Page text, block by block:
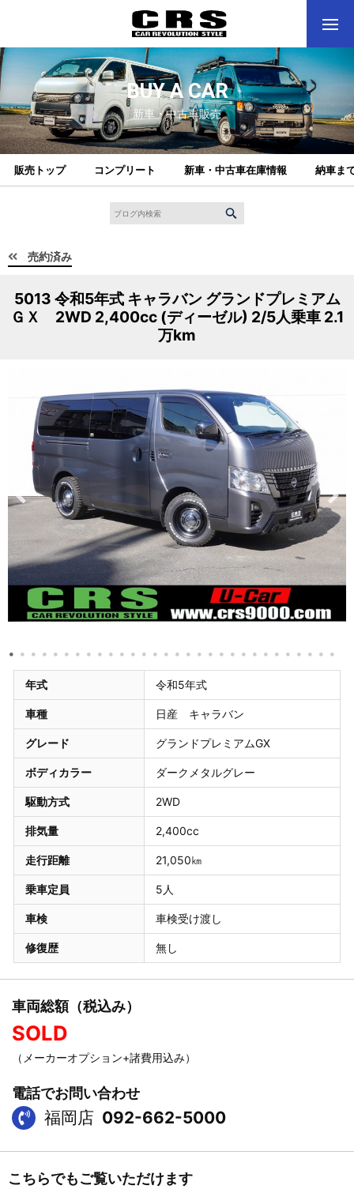
BUY A CAR
新車・中古車販売
販売トップ コンプリート 新車・中古車在庫情報 納車ま
売約済み
5013 令和5年式 キャラバン グランドプレミアム
ＧＸ 2WD 2,400cc (ディーゼル) 2/5人乗車 2.1
万km
年式 令和5年式
車種 日産 キャラバン
グレード グランドプレミアムGX
ボディカラー ダークメタルグレー
駆動方式 2WD
排気量 2,400cc
走行距離 21,050㎞
乗車定員 5人
車検 車検受け渡し
修復歴 無し
車両総額（税込み）
SOLD
（メーカーオプション+諸費用込み）
電話でお問い合わせ
福岡店 092-662-5000
こちらでもご覧いただけます